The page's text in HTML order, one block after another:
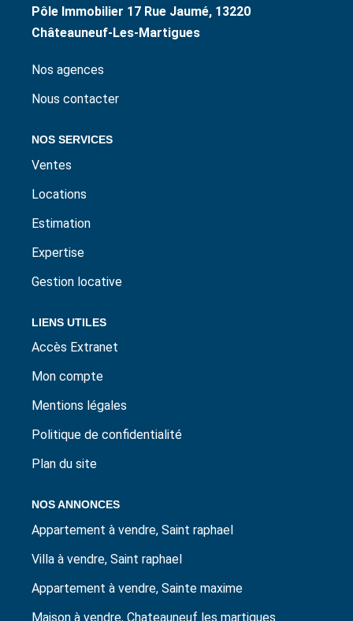
GÉRER
Pôle Immobilier 17 Rue Jaumé, 13220
Châteauneuf-Les-Martigues
Nos agences
Nous contacter
NOS SERVICES
Ventes
Locations
Estimation
Expertise
Gestion locative
LIENS UTILES
Accès Extranet
Mon compte
Mentions légales
Politique de confidentialité
Plan du site
NOS ANNONCES
Appartement à vendre, Saint raphael
Villa à vendre, Saint raphael
Appartement à vendre, Sainte maxime
Maison à vendre, Chateauneuf les martigues